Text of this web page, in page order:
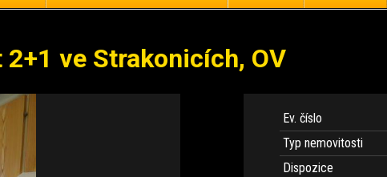
ve Strakonicích, OV
Ev. číslo
Typ nemovitosti
Dispozice